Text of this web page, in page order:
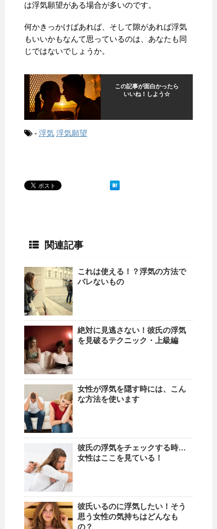
は浮気願望がある場合が多いのです。
何かきっかけばあれば、そして隙があれば浮気
もいいかもなんて思っているのは、あなたも同
じではないでしょうか。
この記事が面白かったら
いいね！しよう☆
- 浮気 浮気願望
関連記事
これは使える！？浮気の方法で
バレないもの
絶対に見逃さない！彼氏の浮気
を見破るテクニック・上級編
女性が浮気を隠す時には、こん
な方法を使います
彼氏の浮気をチェックする時…
女性はここを見ている！
彼氏いるのに浮気したい！そう
思う女性の気持ちはどんなも
の？